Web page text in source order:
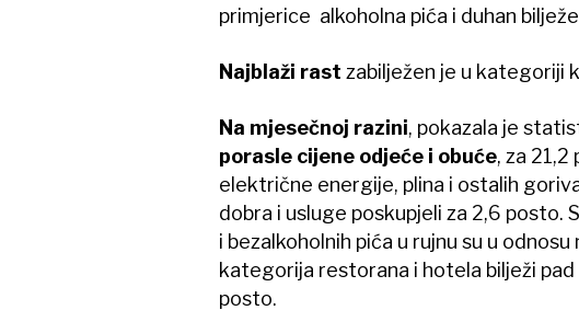
primjerice alkoholna pića i duhan
Najblaži rast zabilježen je u kategoriji
Na mjesečnoj razini, pokazala je
porasle cijene odjeće i obuće, za
električne energije, plina i ostalih
dobra i usluge poskupjeli za 2,6 posto.
i bezalkoholnih pića u rujnu su u
kategorija restorana i hotela bilježi
posto.